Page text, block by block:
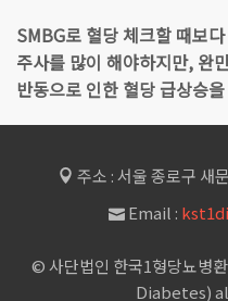
SMBG로 혈당 체크할 때보
주사를 많이 해야하지만, 완
반동으로 인한 혈당 급상승
주소 : 서울 종로구 새
Email :
© 사단법인 한국1형당뇨병
Diabetes)